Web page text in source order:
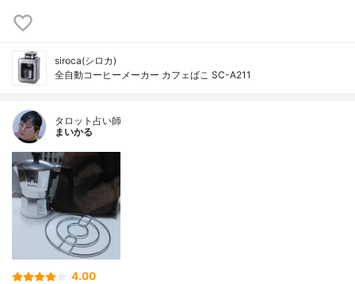
siroca(シロカ)
全自動コーヒーメーカー カフェばこ SC-A211
タロット占い師
まいかる
4.00